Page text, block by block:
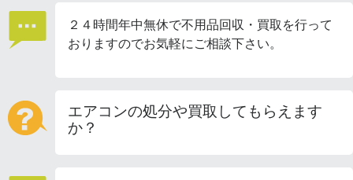
２４時間年中無休で不用品回収・買取を行って
おりますのでお気軽にご相談下さい。
エアコンの処分や買取してもらえます
か？